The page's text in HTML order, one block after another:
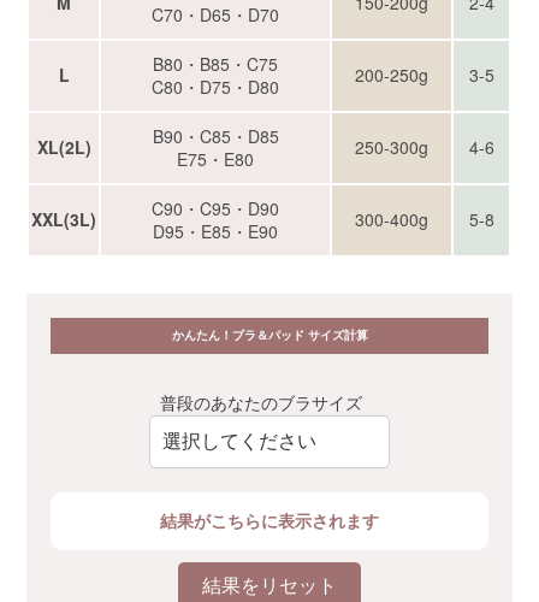
C70・D65・D70
L
B80・B85・C75
C80・D75・D80
200-250g 3-5
XL(2L)
B90・C85・D85
E75・E80
250-300g 4-6
XXL(3L)
C90・C95・D90
D95・E85・E90
300-400g 5-8
かんたん！ブラ＆パッド サイズ計算
普段のあなたのブラサイズ
結果がこちらに表示されます
結果をリセット